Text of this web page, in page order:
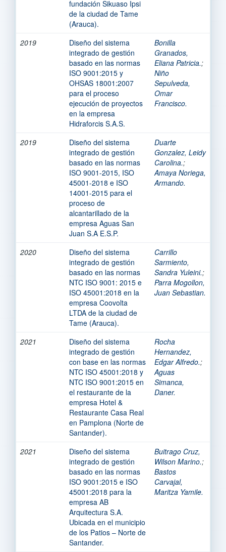
fundación Sikuaso Ipsi
de la ciudad de Tame
(Arauca).
2019
Diseño del sistema
integrado de gestión
basado en las normas
ISO 9001:2015 y
OHSAS 18001:2007
para el proceso
ejecución de proyectos
en la empresa
Hidraforcis S.A.S.
Bonilla
Granados,
Eliana Patricia.;
Niño
Sepulveda,
Omar
Francisco.
2019
Diseño del sistema
integrado de gestión
basado en las normas
ISO 9001-2015, ISO
45001-2018 e ISO
14001-2015 para el
proceso de
alcantarillado de la
empresa Aguas San
Juan S.A E.S.P.
Duarte
Gonzalez, Leidy
Carolina.;
Amaya Noriega,
Armando.
2020
Diseño del sistema
integrado de gestión
basado en las normas
NTC ISO 9001: 2015 e
ISO 45001:2018 en la
empresa Coovolta
LTDA de la ciudad de
Tame (Arauca).
Carrillo
Sarmiento,
Sandra Yuleini.;
Parra Mogollon,
Juan Sebastian.
2021
Diseño del sistema
integrado de gestión
con base en las normas
NTC ISO 45001:2018 y
NTC ISO 9001:2015 en
el restaurante de la
empresa Hotel &
Restaurante Casa Real
en Pamplona (Norte de
Santander).
Rocha
Hernandez,
Edgar Alfredo.;
Aguas
Simanca,
Daner.
2021
Diseño del sistema
integrado de gestión
basado en las normas
ISO 9001:2015 e ISO
45001:2018 para la
empresa AB
Arquitectura S.A.
Ubicada en el municipio
de los Patios – Norte de
Santander.
Buitrago Cruz,
Wilson Marino.;
Bastos
Carvajal,
Maritza Yamile.